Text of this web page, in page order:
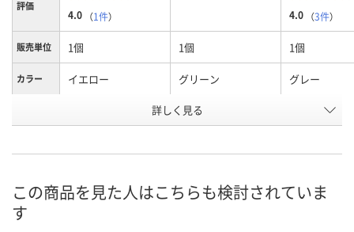
評価
4.0 （1件） 4.0 （3件）
販売単位 1個 1個 1個
カラー イエロー グリーン グレー
W608928 W608929
詳しく見る
この商品を見た人はこちらも検討されていま
す